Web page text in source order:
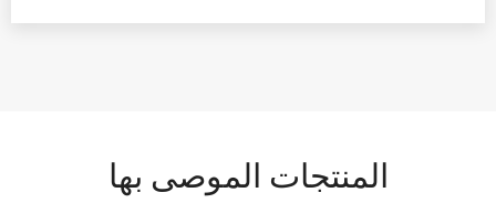
المنتجات الموصى بها